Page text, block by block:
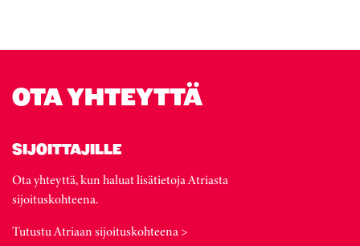
OTA YHTEYTTÄ
SIJOITTAJILLE
Ota yhteyttä, kun haluat lisätietoja Atriasta
sijoituskohteena.
Tutustu Atriaan sijoituskohteena >